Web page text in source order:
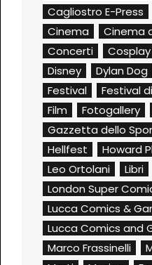
Cagliostro E-Press
Cinema
Cinema
Concerti
Cosplay
Disney
Dylan Dog
Festival
Festival
Film
Fotogallery
Gazzetta dello
Hellfest
Howard
Leo Ortolani
Libri
London Super
Lucca Comics &
Lucca Comics and
Marco Frassinelli